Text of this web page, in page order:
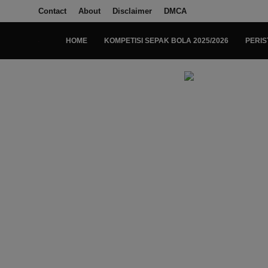
Contact About Disclaimer DMCA
HOME KOMPETISI SEPAK BOLA 2025/2026